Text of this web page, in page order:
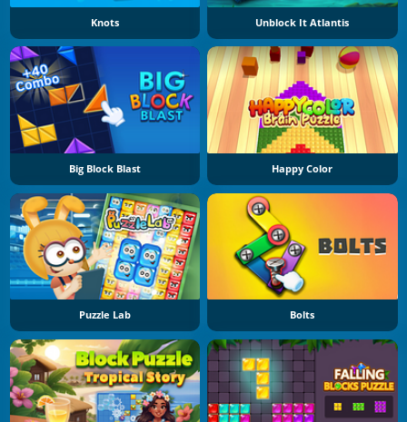
Knots Unblock It Atlantis
Big Block Blast Happy Color
Puzzle Lab Bolts